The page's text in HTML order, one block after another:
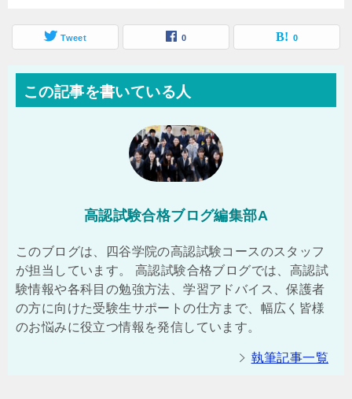
Tweet 0 0
この記事を書いている人
高認試験合格ブログ編集部A
このブログは、四谷学院の高認試験コースのスタッフ
が担当しています。 高認試験合格ブログでは、高認試
験情報や各科目の勉強方法、学習アドバイス、保護者
の方に向けた受験生サポートの仕方まで、幅広く皆様
のお悩みに役立つ情報を発信しています。
執筆記事一覧